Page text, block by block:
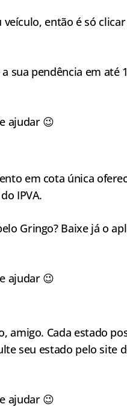
então é só
sua pendência em até
ajudar 😉
em cota única
IPVA.
Gringo? Baixe já o
ajudar 😉
amigo. Cada estado
seu estado pelo site
ajudar 😉